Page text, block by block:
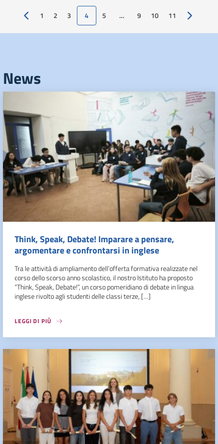
Pagina precedente
1 2 3 4 5 … 9 10 11 Pagina
News
Think, Speak, Debate! Imparare a pensare,
argomentare e confrontarsi in inglese
Tra le attività di ampliamento dell’offerta formativa realizzate nel
corso dello scorso anno scolastico, il nostro Istituto ha proposto
“Think, Speak, Debate!”, un corso pomeridiano di debate in lingua
inglese rivolto agli studenti delle classi terze, […]
LEGGI DI PIÙ